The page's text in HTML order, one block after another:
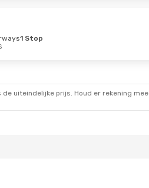
1 Stop
uiteindelijke prijs. Houd er rekening mee